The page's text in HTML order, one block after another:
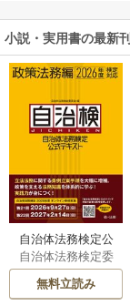
小説・実用書の最新刊
自治体法務検定公
式テキスト 政策
法務編 ２０２６
年度検定対応 1巻
自治体法務検定委
員会
無料立読み